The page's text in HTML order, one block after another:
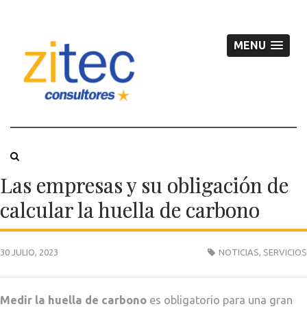
MENU
Las empresas y su obligación de
calcular la huella de carbono
30 JULIO, 2023 NOTICIAS, SERVICIOS
Medir la huella de carbono es obligatorio para una gran